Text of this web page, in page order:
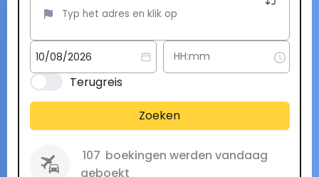
Terugreis
Zoeken
107 boekingen werden vandaag
geboekt